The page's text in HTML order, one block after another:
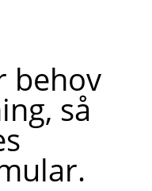
behov
så